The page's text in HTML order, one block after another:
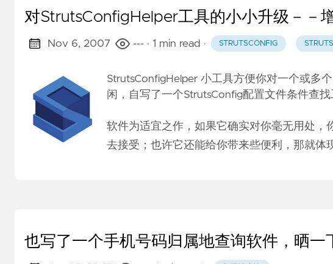
对StrutsConfigHelper工具的小小升级－－
Nov 6, 2007 --- · 1 min read · STRUTSCONFIG STRUTS
StrutsConfigHelper 小工具方便你对一个或多
闲，自写了一个StrutsConfig配置文件条件查找
软件为适宜之作，如果它确实对你毫无用处
去接受；也许它还能给你带来些便利，那就体
也写了一个手机号码归属地查询软件，晒一